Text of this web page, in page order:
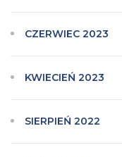
CZERWIEC 2023
KWIECIEŃ 2023
SIERPIEŃ 2022